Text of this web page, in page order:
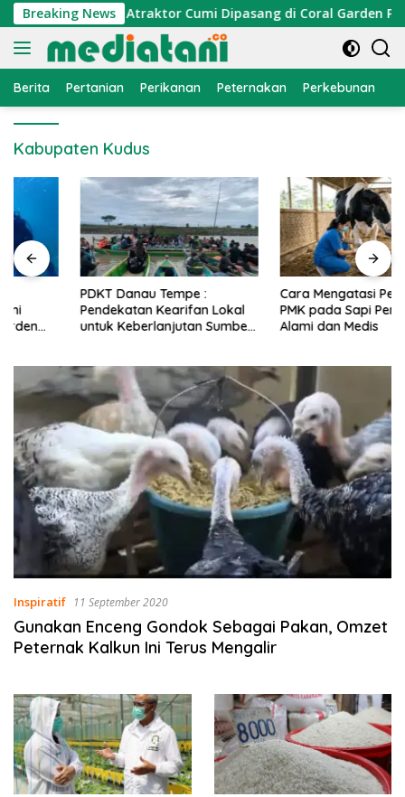
Langsung
ke
konten
Breaking News
Nelayan, Atraktor Cumi Dipasang di Coral Garden Pulau
Berita Pertanian Perikanan Peternakan Perkebunan
Kabupaten Kudus
PDKT Danau Tempe :
Pendekatan Kearifan Lokal
untuk Keberlanjutan Sumber
Cara Mengatasi Penyakit
PMK pada Sapi Perah Secara
Alami dan Medis
Inspiratif 11 September 2020
Gunakan Enceng Gondok Sebagai Pakan, Omzet
Peternak Kalkun Ini Terus Mengalir